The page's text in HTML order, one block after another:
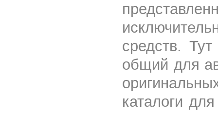
средств. Тут
общий для
каталоги